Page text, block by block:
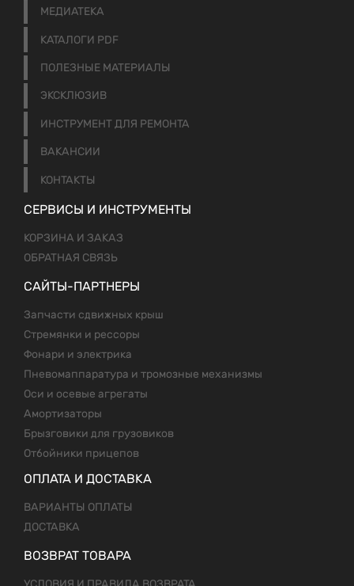
МЕДИАТЕКА
КАТАЛОГИ PDF
ПОЛЕЗНЫЕ МАТЕРИАЛЫ
ЭКСКЛЮЗИВ
ИНСТРУМЕНТ ДЛЯ РЕМОНТА
ВАКАНСИИ
КОНТАКТЫ
СЕРВИСЫ И ИНСТРУМЕНТЫ
КОРЗИНА И ЗАКАЗ
ОБРАТНАЯ СВЯЗЬ
САЙТЫ-ПАРТНЕРЫ
Запчасти сдвижных крыш
Стремянки и рессоры
Фонари и электрика
Пневомаппаратура и тромозные механизмы
Оси и осевые агрегаты
Амортизаторы
Брызговики для грузовиков
Отбойники прицепов
ОПЛАТА И ДОСТАВКА
ВАРИАНТЫ ОПЛАТЫ
ДОСТАВКА
ВОЗВРАТ ТОВАРА